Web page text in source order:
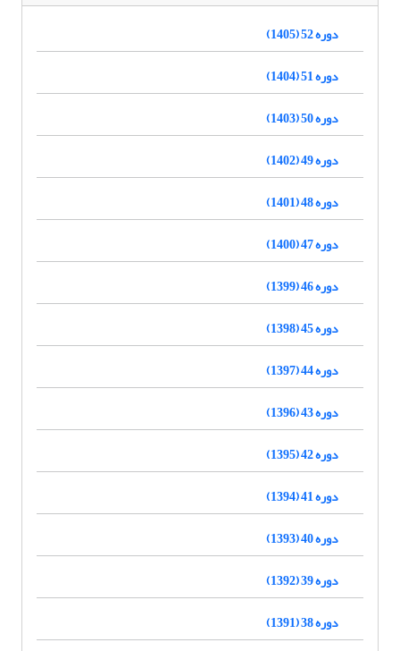
دوره 52 (1405)
دوره 51 (1404)
دوره 50 (1403)
دوره 49 (1402)
دوره 48 (1401)
دوره 47 (1400)
دوره 46 (1399)
دوره 45 (1398)
دوره 44 (1397)
دوره 43 (1396)
دوره 42 (1395)
دوره 41 (1394)
دوره 40 (1393)
دوره 39 (1392)
دوره 38 (1391)